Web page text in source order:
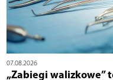
07.08.2026
„Zabiegi walizkowe”